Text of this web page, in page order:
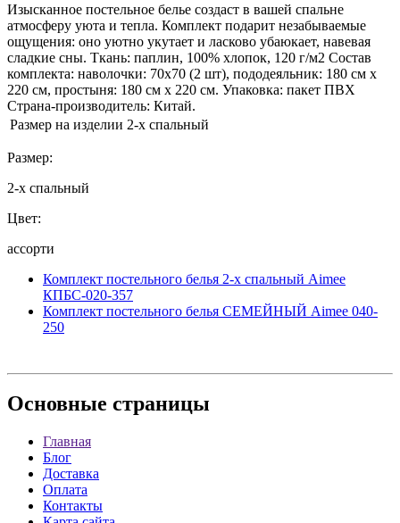
Изысканное постельное белье создаст в вашей спальне
атмосферу уюта и тепла. Комплект подарит незабываемые
ощущения: оно уютно укутает и ласково убаюкает, навевая
сладкие сны. Ткань: паплин, 100% хлопок, 120 г/м2 Состав
комплекта: наволочки: 70x70 (2 шт), пододеяльник: 180 см x
220 см, простыня: 180 см x 220 см. Упаковка: пакет ПВХ
Страна-производитель: Китай.
Размер на изделии 2-х спальный
Размер:
2-х спальный
Цвет:
ассорти
Комплект постельного белья 2-х спальный Aimee
КПБС-020-357
Комплект постельного белья СЕМЕЙНЫЙ Aimee 040-
250
Основные страницы
Главная
Блог
Доставка
Оплата
Контакты